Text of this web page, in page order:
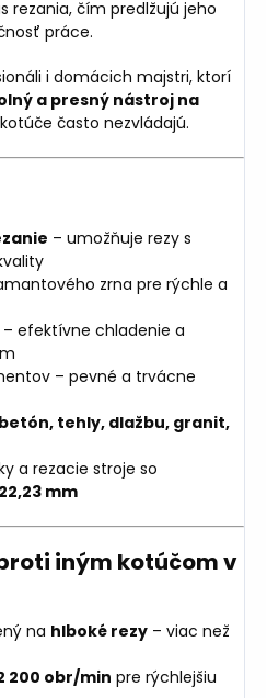
rezania, čím predlžujú jeho
práce.
i domácich majstri, ktorí
a presný nástroj na
často nezvládajú.
– umožňuje rezy s
zrna pre rýchle a
– efektívne chladenie a
– pevné a trvácne
betón, tehly, dlažbu, granit,
a rezacie stroje so
22,23 mm
iným kotúčom v
na hlboké rezy – viac než
200 obr/min pre rýchlejšiu